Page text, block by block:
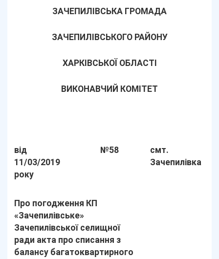
ЗАЧЕПИЛІВСЬКА ГРОМАДА
ЗАЧЕПИЛІВСЬКОГО РАЙОНУ
ХАРКІВСЬКОЇ ОБЛАСТІ
ВИКОНАВЧИЙ КОМІТЕТ
від
11/03/2019
року
№58
смт.
Зачепилівка
Про погодження КП
«Зачепилівське»
Зачепилівської селищної
ради акта про списання з
балансу багатоквартирного